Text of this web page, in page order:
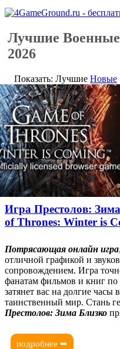
Лучшие
2026
Показать: Лучшие Новые
Игра Престолов:
of Thrones: Winter is
Потрясающая онлайн игра
отличной графикой и
сопровождением. Игра
фанатам фильмов и книг по
затянет вас на долгие часы
таинственный мир. Стань
Престолов: Зима Близко
подробнее ➥